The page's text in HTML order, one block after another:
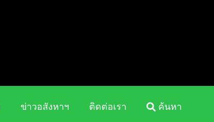
ข่าวอสังหาฯ ติดต่อเรา ค้นหา